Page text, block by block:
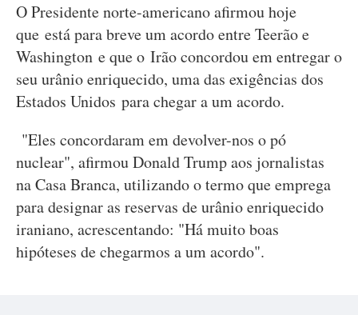
O Presidente norte-americano afirmou hoje
que está para breve um acordo entre Teerão e
Washington e que o Irão concordou em entregar o
seu urânio enriquecido, uma das exigências dos
Estados Unidos para chegar a um acordo.
"Eles concordaram em devolver-nos o pó
nuclear", afirmou Donald Trump aos jornalistas
na Casa Branca, utilizando o termo que emprega
para designar as reservas de urânio enriquecido
iraniano, acrescentando: "Há muito boas
hipóteses de chegarmos a um acordo".